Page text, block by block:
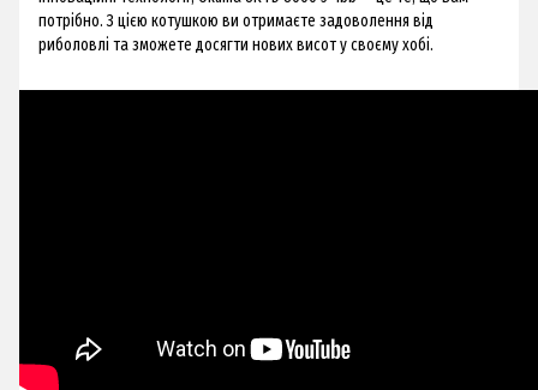
потрібно. З цією котушкою ви отримаєте задоволення від
риболовлі та зможете досягти нових висот у своєму хобі.